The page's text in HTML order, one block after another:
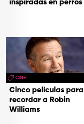
inspiradas en perros
CINE
Cinco películas para
recordar a Robin
Williams